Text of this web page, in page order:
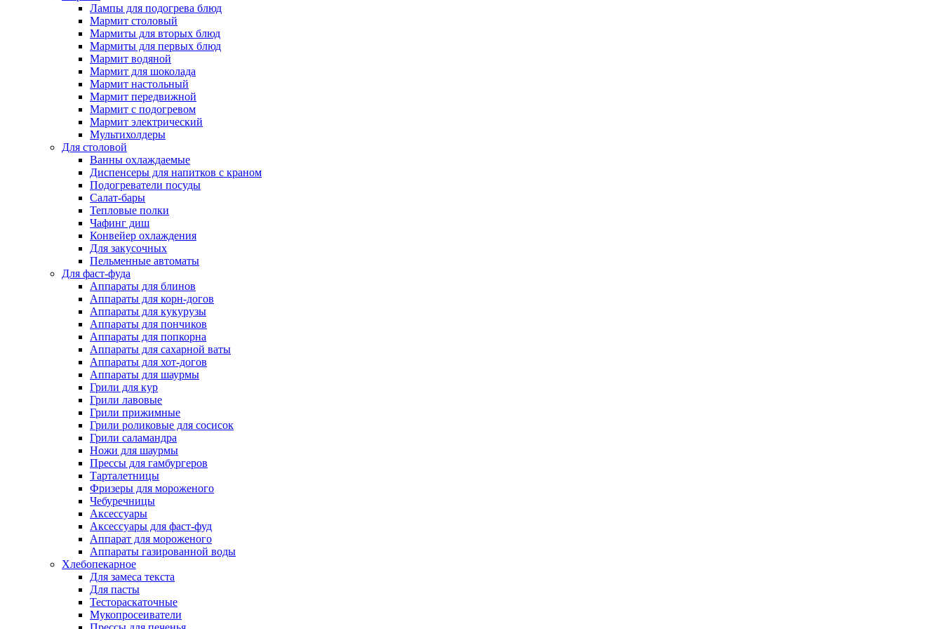
Лампы для подогрева блюд
Мармит столовый
Мармиты для вторых блюд
Мармиты для первых блюд
Мармит водяной
Мармит для шоколада
Мармит настольный
Мармит передвижной
Мармит с подогревом
Мармит электрический
Мультихолдеры
Для столовой
Ванны охлаждаемые
Диспенсеры для напитков с краном
Подогреватели посуды
Салат-бары
Тепловые полки
Чафинг диш
Конвейер охлаждения
Для закусочных
Пельменные автоматы
Для фаст-фуда
Аппараты для блинов
Аппараты для корн-догов
Аппараты для кукурузы
Аппараты для пончиков
Аппараты для попкорна
Аппараты для сахарной ваты
Аппараты для хот-догов
Аппараты для шаурмы
Грили для кур
Грили лавовые
Грили прижимные
Грили роликовые для сосисок
Грили саламандра
Ножи для шаурмы
Прессы для гамбургеров
Тарталетницы
Фризеры для мороженого
Чебуречницы
Аксессуары
Аксессуары для фаст-фуд
Аппарат для мороженого
Аппараты газированной воды
Хлебопекарное
Для замеса текста
Для пасты
Тестораскаточные
Мукопросеиватели